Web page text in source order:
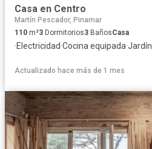
Casa en Centro
Martín Pescador, Pinamar
110 m²3 Dormitorios3 BañosCasa
·Electricidad·Cocina equipada·Jardín
Actualizado hace más de 1 mes